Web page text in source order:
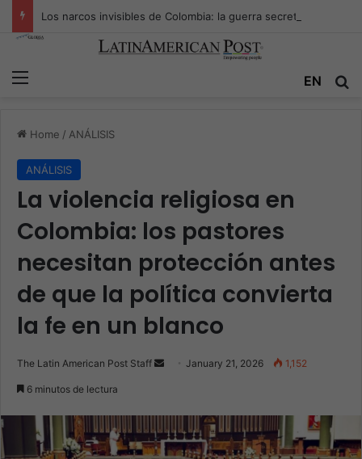
Menu EN
Home / ANÁLISIS
ANÁLISIS
La violencia religiosa en
Colombia: los pastores
necesitan protección antes
de que la política convierta
la fe en un blanco
The Latin American Post Staff
SendJanuary 21, 2026 1,152
6 minutos de lectura